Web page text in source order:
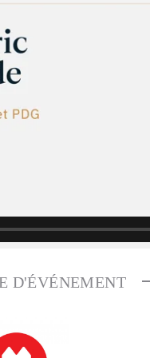
D'ÉVÉNEMENT